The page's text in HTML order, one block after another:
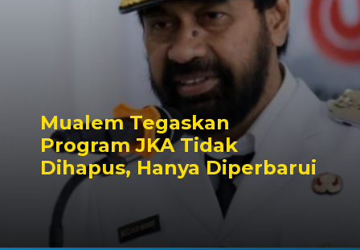
Mualem Tegaskan
Program JKA Tidak
Dihapus, Hanya Diperbarui